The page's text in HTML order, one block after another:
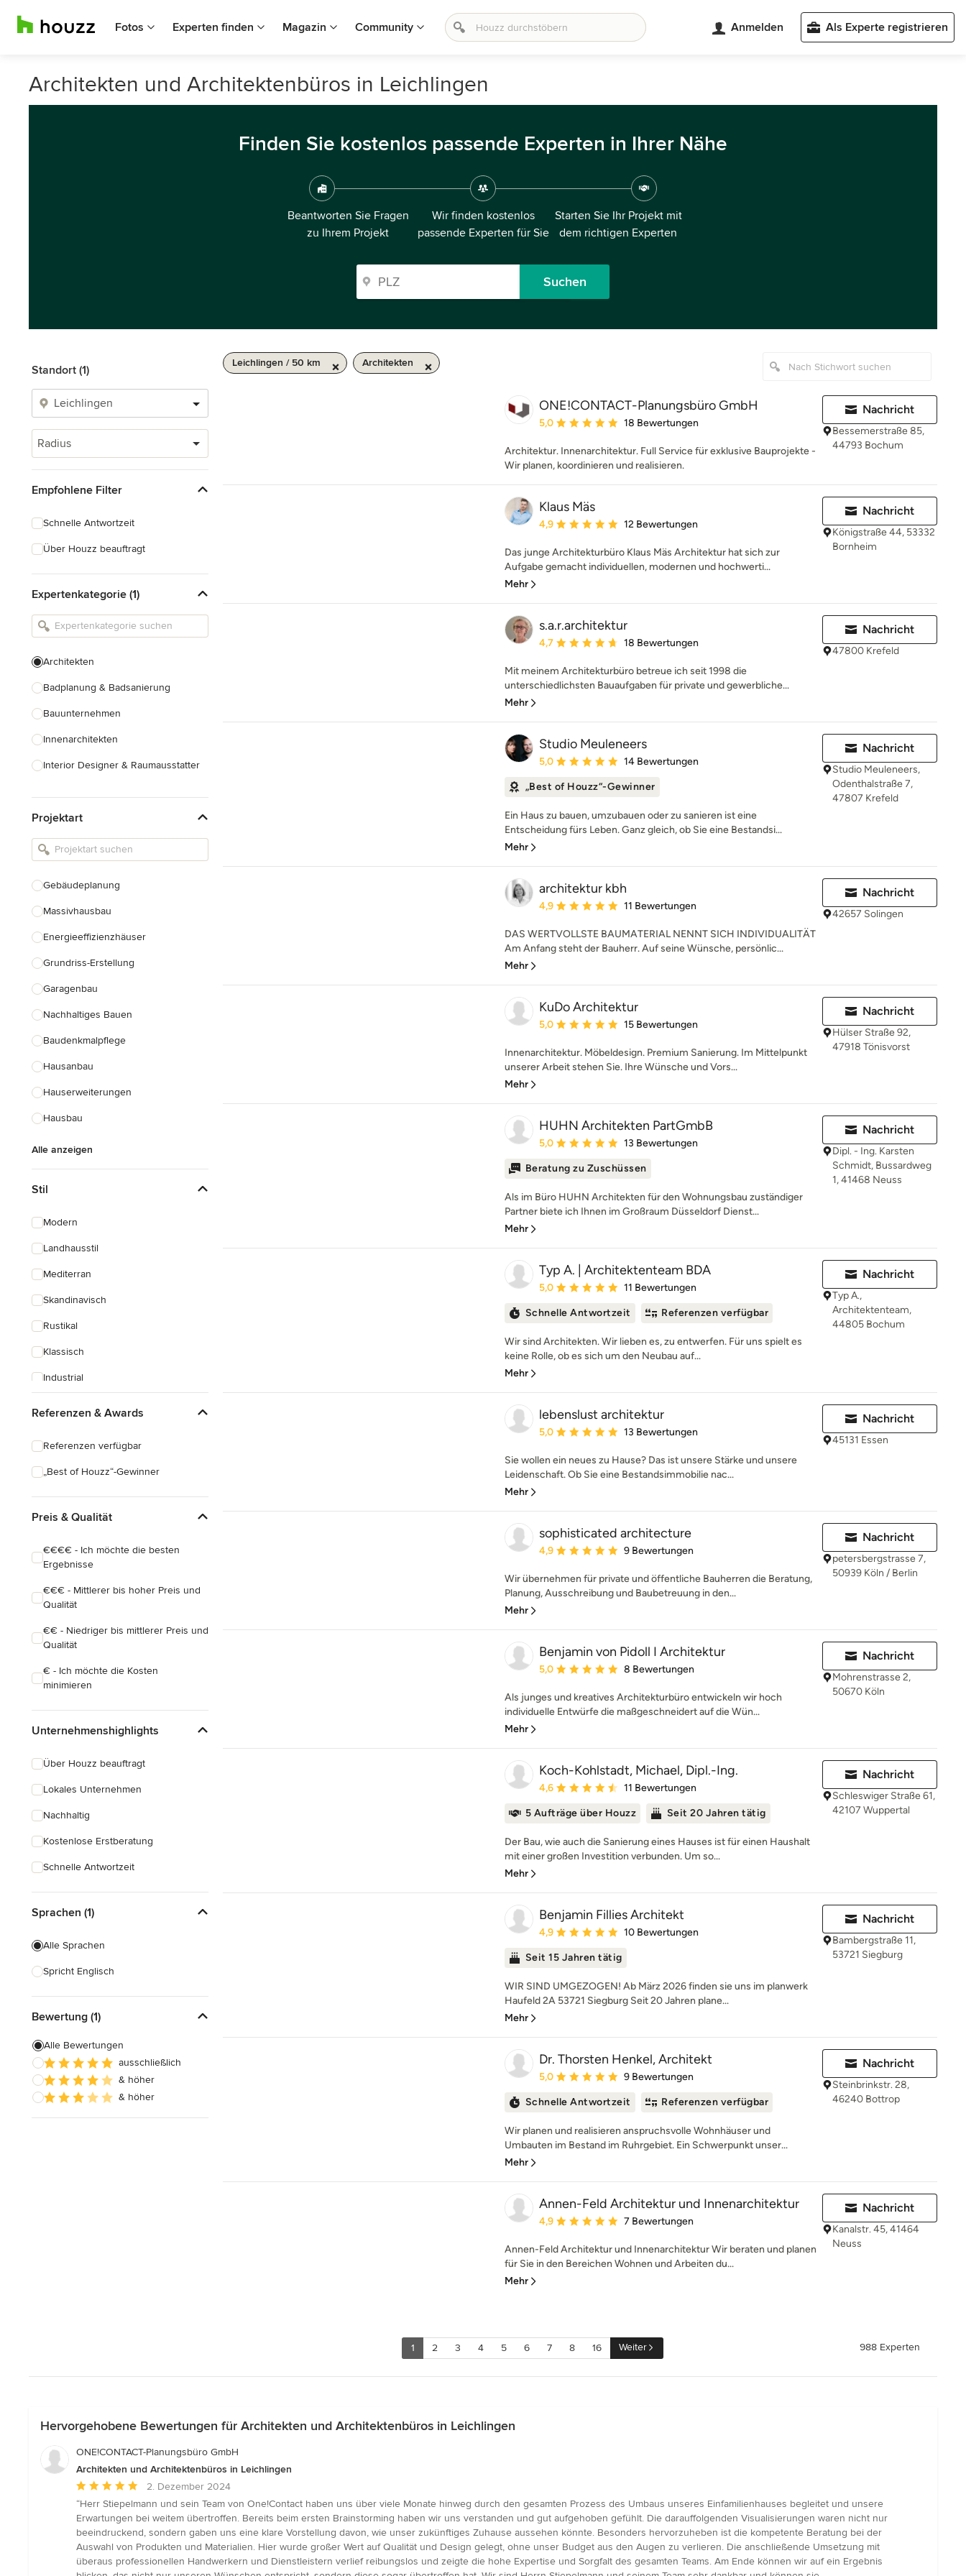
Fotos Experten finden Magazin Community Anmelden Als Experte registrieren
Architekten und Architektenbüros in Leichlingen
Finden Sie kostenlos passende Experten in Ihrer Nähe
Beantworten Sie Fragen
zu Ihrem Projekt
Wir finden kostenlos
passende Experten für Sie
Starten Sie Ihr Projekt mit
dem richtigen Experten
Suchen
Standort (1)
Radius
Empfohlene Filter
Schnelle Antwortzeit
Über Houzz beauftragt
Expertenkategorie (1)
Architekten
Badplanung & Badsanierung
Bauunternehmen
Innenarchitekten
Interior Designer & Raumausstatter
Landschaftsarchitekten
Armaturen & Sanitärbedarf
Einbauschränke
Projektart
Gebäudeplanung
Massivhausbau
Energieeffizienzhäuser
Grundriss-Erstellung
Garagenbau
Nachhaltiges Bauen
Baudenkmalpflege
Hausanbau
Hauserweiterungen
Hausbau
Alle anzeigen
Stil
Modern
Landhausstil
Mediterran
Skandinavisch
Rustikal
Klassisch
Industrial
Referenzen & Awards
Referenzen verfügbar
„Best of Houzz“-Gewinner
Preis & Qualität
€€€€ - Ich möchte die besten
Ergebnisse
€€€ - Mittlerer bis hoher Preis und
Qualität
€€ - Niedriger bis mittlerer Preis und
Qualität
€ - Ich möchte die Kosten
minimieren
Unternehmenshighlights
Über Houzz beauftragt
Lokales Unternehmen
Nachhaltig
Kostenlose Erstberatung
Schnelle Antwortzeit
Sprachen (1)
Alle Sprachen
Spricht Englisch
Bewertung (1)
Alle Bewertungen
ausschließlich
& höher
& höher
Leichlingen / 50 km Architekten
ONE!CONTACT-Planungsbüro GmbH
Durchschnittliche Bewertung: 5 von 5 Sternen
5,0 18 Bewertungen
Architektur. Innenarchitektur. Full Service für exklusive Bauprojekte -
Wir planen, koordinieren und realisieren.
Nachricht
Bessemerstraße 85,
44793 Bochum
Klaus Mäs
Durchschnittliche Bewertung: 4.9 von 5 Sternen
4,9 12 Bewertungen
Das junge Architekturbüro Klaus Mäs Architektur hat sich zur
Aufgabe gemacht individuellen, modernen und hochwerti...
Mehr
Nachricht
Königstraße 44, 53332
Bornheim
s.a.r.architektur
Durchschnittliche Bewertung: 4.7 von 5 Sternen
4,7 18 Bewertungen
Mit meinem Architekturbüro betreue ich seit 1998 die
unterschiedlichsten Bauaufgaben für private und gewerbliche...
Mehr
Nachricht
47800 Krefeld
Studio Meuleneers
Durchschnittliche Bewertung: 5 von 5 Sternen
5,0 14 Bewertungen
„Best of Houzz“-Gewinner
Ein Haus zu bauen, umzubauen oder zu sanieren ist eine
Entscheidung fürs Leben. Ganz gleich, ob Sie eine Bestandsi...
Mehr
Nachricht
Studio Meuleneers,
Odenthalstraße 7,
47807 Krefeld
architektur kbh
Durchschnittliche Bewertung: 4.9 von 5 Sternen
4,9 11 Bewertungen
DAS WERTVOLLSTE BAUMATERIAL NENNT SICH INDIVIDUALITÄT
Am Anfang steht der Bauherr. Auf seine Wünsche, persönlic...
Mehr
Nachricht
42657 Solingen
KuDo Architektur
Durchschnittliche Bewertung: 5 von 5 Sternen
5,0 15 Bewertungen
Innenarchitektur. Möbeldesign. Premium Sanierung. Im Mittelpunkt
unserer Arbeit stehen Sie. Ihre Wünsche und Vors...
Mehr
Nachricht
Hülser Straße 92,
47918 Tönisvorst
HUHN Architekten PartGmbB
Durchschnittliche Bewertung: 5 von 5 Sternen
5,0 13 Bewertungen
Beratung zu Zuschüssen
Als im Büro HUHN Architekten für den Wohnungsbau zuständiger
Partner biete ich Ihnen im Großraum Düsseldorf Dienst...
Mehr
Nachricht
Dipl. - Ing. Karsten
Schmidt, Bussardweg
1, 41468 Neuss
Typ A. | Architektenteam BDA
Durchschnittliche Bewertung: 5 von 5 Sternen
5,0 11 Bewertungen
Schnelle Antwortzeit Referenzen verfügbar
Wir sind Architekten. Wir lieben es, zu entwerfen. Für uns spielt es
keine Rolle, ob es sich um den Neubau auf...
Mehr
Nachricht
Typ A.,
Architektenteam,
44805 Bochum
lebenslust architektur
Durchschnittliche Bewertung: 5 von 5 Sternen
5,0 13 Bewertungen
Sie wollen ein neues zu Hause? Das ist unsere Stärke und unsere
Leidenschaft. Ob Sie eine Bestandsimmobilie nac...
Mehr
Nachricht
45131 Essen
sophisticated architecture
Durchschnittliche Bewertung: 4.9 von 5 Sternen
4,9 9 Bewertungen
Wir übernehmen für private und öffentliche Bauherren die Beratung,
Planung, Ausschreibung und Baubetreuung in den...
Mehr
Nachricht
petersbergstrasse 7,
50939 Köln / Berlin
Benjamin von Pidoll I Architektur
Durchschnittliche Bewertung: 5 von 5 Sternen
5,0 8 Bewertungen
Als junges und kreatives Architekturbüro entwickeln wir hoch
individuelle Entwürfe die maßgeschneidert auf die Wün...
Mehr
Nachricht
Mohrenstrasse 2,
50670 Köln
Koch-Kohlstadt, Michael, Dipl.-Ing.
Durchschnittliche Bewertung: 4.6 von 5 Sternen
4,6 11 Bewertungen
5 Aufträge über Houzz Seit 20 Jahren tätig
Der Bau, wie auch die Sanierung eines Hauses ist für einen Haushalt
mit einer großen Investition verbunden. Um so...
Mehr
Nachricht
Schleswiger Straße 61,
42107 Wuppertal
Benjamin Fillies Architekt
Durchschnittliche Bewertung: 4.9 von 5 Sternen
4,9 10 Bewertungen
Seit 15 Jahren tätig
WIR SIND UMGEZOGEN! Ab März 2026 finden sie uns im planwerk
Haufeld 2A 53721 Siegburg Seit 20 Jahren plane...
Mehr
Nachricht
Bambergstraße 11,
53721 Siegburg
Dr. Thorsten Henkel, Architekt
Durchschnittliche Bewertung: 5 von 5 Sternen
5,0 9 Bewertungen
Schnelle Antwortzeit Referenzen verfügbar
Wir planen und realisieren anspruchsvolle Wohnhäuser und
Umbauten im Bestand im Ruhrgebiet. Ein Schwerpunkt unser...
Mehr
Nachricht
Steinbrinkstr. 28,
46240 Bottrop
Annen-Feld Architektur und Innenarchitektur
Durchschnittliche Bewertung: 4.9 von 5 Sternen
4,9 7 Bewertungen
Annen-Feld Architektur und Innenarchitektur Wir beraten und planen
für Sie in den Bereichen Wohnen und Arbeiten du...
Mehr
Nachricht
Kanalstr. 45, 41464
Neuss
1 2 3 4 5 6 7 8 16 Weiter 988 Experten
Hervorgehobene Bewertungen für Architekten und Architektenbüros in Leichlingen
ONE!CONTACT-Planungsbüro GmbH
Architekten und Architektenbüros in Leichlingen
Durchschnittliche
Bewertung:
5
von
5
Sternen
2. Dezember 2024
“Herr Stiepelmann und sein Team von One!Contact haben uns über viele Monate hinweg durch den gesamten Prozess des Umbaus unseres Einfamilienhauses begleitet und unsere
Erwartungen bei weitem übertroffen. Bereits beim ersten Brainstorming haben wir uns verstanden und gut aufgehoben gefühlt. Die darauffolgenden Visualisierungen waren nicht nur
beeindruckend, sondern gaben uns eine klare Vorstellung davon, wie unser zukünftiges Zuhause aussehen könnte. Besonders hervorzuheben ist die kompetente Beratung bei der
Auswahl von Produkten und Materialien. Hier wurde großer Wert auf Qualität und Design gelegt, ohne unser Budget aus den Augen zu verlieren. Die anschließende Umsetzung mit
überaus professionellen Handwerkern und Dienstleistern verlief reibungslos und zeigte die hohe Expertise und Sorgfalt des gesamten Teams. Am Ende können wir auf ein Ergebnis